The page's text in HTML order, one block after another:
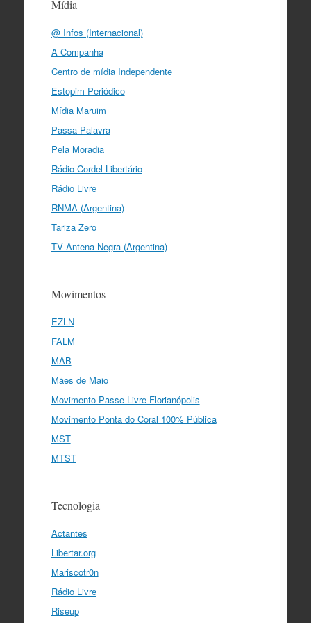
Mídia
@ Infos (Internacional)
A Companha
Centro de mídia Independente
Estopim Periódico
Mídia Maruim
Passa Palavra
Pela Moradia
Rádio Cordel Libertário
Rádio Livre
RNMA (Argentina)
Tariza Zero
TV Antena Negra (Argentina)
Movimentos
EZLN
FALM
MAB
Mães de Maio
Movimento Passe Livre Florianópolis
Movimento Ponta do Coral 100% Pública
MST
MTST
Tecnologia
Actantes
Libertar.org
Mariscotr0n
Rádio Livre
Riseup